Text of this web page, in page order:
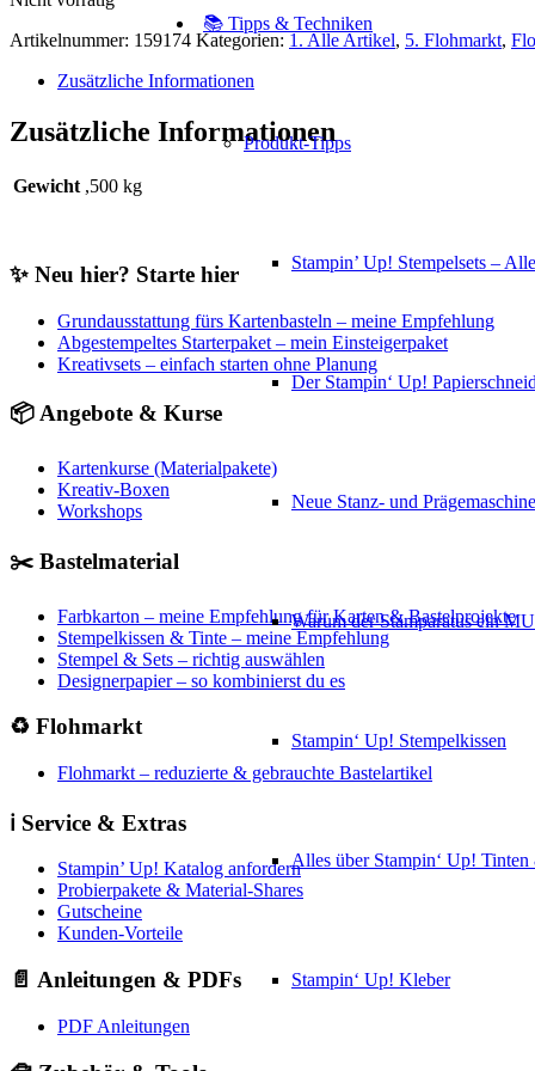
📚 Tipps & Techniken
Produkt-Tipps
Stampin’ Up! Stempelsets –
Der Stampin‘ Up!
Neue Stanz- und
Warum der Stamparatus ein
Stampin‘ Up! Stempelkissen
Alles über Stampin‘ Up!
Stampin‘ Up! Kleber
Artikelnummer: 159174 Kategorien: 1. Alle Artikel, 5. Flohmarkt,
Zusätzliche Informationen
Zusätzliche Informationen
Gewicht ,500 kg
✨ Neu hier? Starte hier
Grundausstattung fürs Kartenbasteln – meine Empfehlung
Abgestempeltes Starterpaket – mein Einsteigerpaket
Kreativsets – einfach starten ohne Planung
📦 Angebote & Kurse
Kartenkurse (Materialpakete)
Kreativ-Boxen
Workshops
✂️ Bastelmaterial
Farbkarton – meine Empfehlung für Karten & Bastelprojekte
Stempelkissen & Tinte – meine Empfehlung
Stempel & Sets – richtig auswählen
Designerpapier – so kombinierst du es
♻️ Flohmarkt
Flohmarkt – reduzierte & gebrauchte Bastelartikel
ℹ️ Service & Extras
Stampin’ Up! Katalog anfordern
Probierpakete & Material-Shares
Gutscheine
Kunden-Vorteile
📄 Anleitungen & PDFs
PDF Anleitungen